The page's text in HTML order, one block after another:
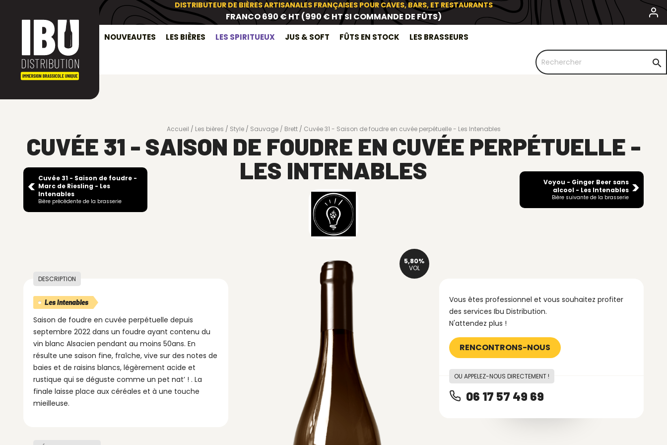
DISTRIBUTEUR DE BIÈRES ARTISANALES FRANÇAISES POUR CAVES, BARS, ET RESTAURANTS
FRANCO 690 € HT (990 € HT SI COMMANDE DE FÛTS)
NOUVEAUTES LES BIÈRES LES SPIRITUEUX JUS & SOFT FÛTS EN STOCK LES BRASSEURS

Accueil Les bières Style Sauvage / Brett Cuvée 31 - Saison de foudre en cuvée perpétuelle - Les Intenables
CUVÉE 31 - SAISON DE FOUDRE EN CUVÉE PERPÉTUELLE -
LES INTENABLES
Cuvée 31 - Saison de foudre -
Marc de Riesling - Les
Intenables
Bière précédente de la brasserie
Voyou - Ginger Beer sans
alcool - Les Intenables
Bière suivante de la brasserie
Vous êtes professionnel et vous souhaitez profiter
des services Ibu Distribution.
N'attendez plus !
RENCONTRONS-NOUS
OU APPELEZ-NOUS DIRECTEMENT !
06 17 57 49 69
5,80%
VOL
DESCRIPTION
Les Intenables
Saison de foudre en cuvée perpétuelle depuis
septembre 2022 dans un foudre ayant contenu du
vin blanc Alsacien pendant au moins 50ans. En
résulte une saison fine, fraîche, vive sur des notes de
baies et de raisins blancs, légèrement acide et
rustique qui se déguste comme un pet nat’ ! . La
finale laisse place aux céréales et à une touche
mieilleuse.